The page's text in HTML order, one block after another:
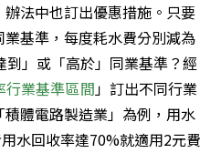
法中也訂出優惠措施。只要
基準，每度耗水費分別減為
」或「高於」同業基準？經
行業基準區間」訂出不同行業
體電路製造業」為例，用水
水回收率達70%就適用2元費